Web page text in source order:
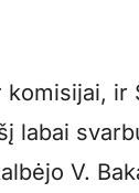
komisijai, ir
labai
V.